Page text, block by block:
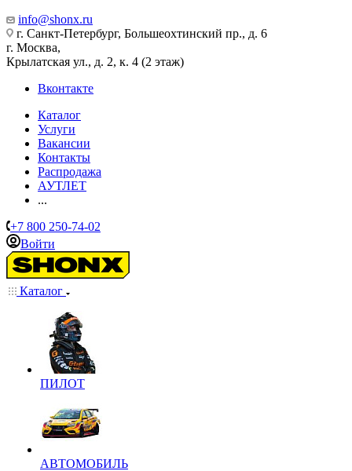
info@shonx.ru
г. Санкт-Петербург, Большеохтинский пр., д. 6
г. Москва,
Крылатская ул., д. 2, к. 4 (2 этаж)
Вконтакте
Каталог
Услуги
Вакансии
Контакты
Распродажа
АУТЛЕТ
...
+7 800 250-74-02
Войти
Каталог
ПИЛОТ
АВТОМОБИЛЬ